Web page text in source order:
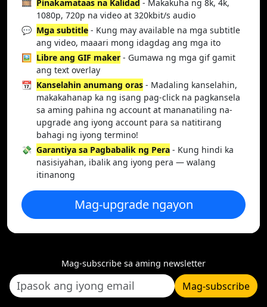
🎞️ Pinakamataas na Kalidad - Makakuha ng 8k, 4k,
1080p, 720p na video at 320kbit/s audio
💬 Mga subtitle - Kung may available na mga subtitle
ang video, maaari mong idagdag ang mga ito
🖼️ Libre ang GIF maker - Gumawa ng mga gif gamit
ang text overlay
📆 Kanselahin anumang oras - Madaling kanselahin,
makakahanap ka ng isang pag-click na pagkansela
sa aming pahina ng account at mananatiling na-
upgrade ang iyong account para sa natitirang
bahagi ng iyong termino!
💸 Garantiya sa Pagbabalik ng Pera - Kung hindi ka
nasisiyahan, ibalik ang iyong pera — walang
itinanong
Mag-upgrade ngayon
Mag-subscribe sa aming newsletter
Mag-subscribe